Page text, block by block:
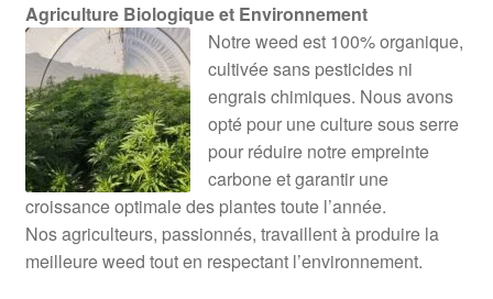
Agriculture Biologique et Environnement
Notre weed est 100% organique,
cultivée sans pesticides ni
engrais chimiques. Nous avons
opté pour une culture sous serre
pour réduire notre empreinte
carbone et garantir une
croissance optimale des plantes toute l’année.
Nos agriculteurs, passionnés, travaillent à produire la
meilleure weed tout en respectant l’environnement.